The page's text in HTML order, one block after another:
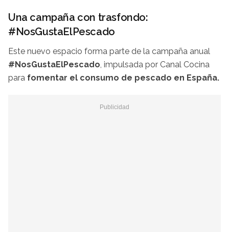
Una campaña con trasfondo:
#NosGustaElPescado
Este nuevo espacio forma parte de la campaña anual
#NosGustaElPescado, impulsada por Canal Cocina
para fomentar el consumo de pescado en España.